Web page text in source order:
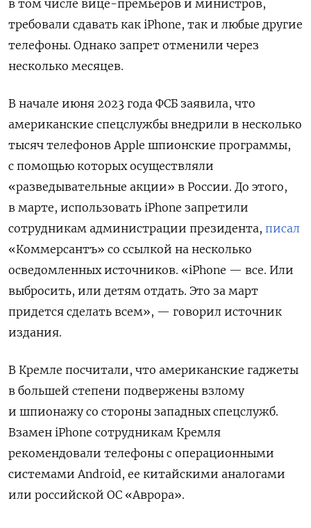
в том числе вице-премьеров и министров,
требовали сдавать как iPhone, так и любые другие
телефоны. Однако запрет отменили через
несколько месяцев.
В начале июня 2023 года ФСБ заявила, что
американские спецслужбы внедрили в несколько
тысяч телефонов Apple шпионские программы,
с помощью которых осуществляли
«разведывательные акции» в России. До этого,
в марте, использовать iPhone запретили
сотрудникам администрации президента, писал
«Коммерсантъ» со ссылкой на несколько
осведомленных источников. «iPhone — все. Или
выбросить, или детям отдать. Это за март
придется сделать всем», — говорил источник
издания.
В Кремле посчитали, что американские гаджеты
в большей степени подвержены взлому
и шпионажу со стороны западных спецслужб.
Взамен iPhone сотрудникам Кремля
рекомендовали телефоны с операционными
системами Android, ее китайскими аналогами
или российской ОС «Аврора».